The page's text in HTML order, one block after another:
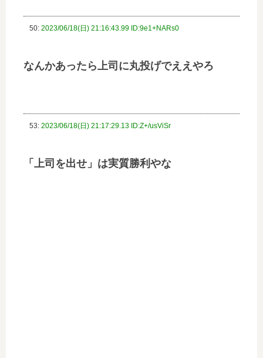
50: 2023/06/18(日) 21:16:43.99 ID:9e1+NARs0
なんかあったら上司に丸投げでええやろ
53: 2023/06/18(日) 21:17:29.13 ID:Z+/usViSr
「上司を出せ」は実質勝利やな